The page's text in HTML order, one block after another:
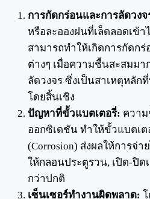
การกัดกร่อนและการลัดวงจ
หรือละอองฝนที่เล็ดลอดเข้า
สามารถทำให้เกิดการกัดก
ต่างๆ เมื่อความชื้นสะสมมา
ลัดวงจร ซึ่งเป็นสาเหตุหลัก
โดยสิ้นเชิง
ปัญหาที่ขั้วแบตเตอรี่: ความ
ออกซิเดชัน ทำให้ขั้วแบตเต
(Corrosion) ส่งผลให้การจ่า
ให้กลอนประตูรวน, เปิด-ปิด
กว่าปกติ
เซ็นเซอร์ทำงานผิดพลาด: